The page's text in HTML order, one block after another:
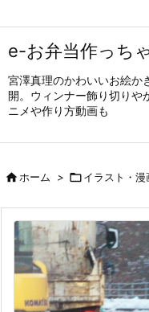
e-お弁当作っち
宮澤真理のかわいいお絵か
開。ウィンナー飾り切りや
ニメや作り方動画も
ホーム > イラスト・漫